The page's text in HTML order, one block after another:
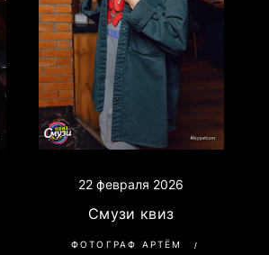
22 февраля 2026
Смузи квиз
ФОТОГРАФ АРТЁМ